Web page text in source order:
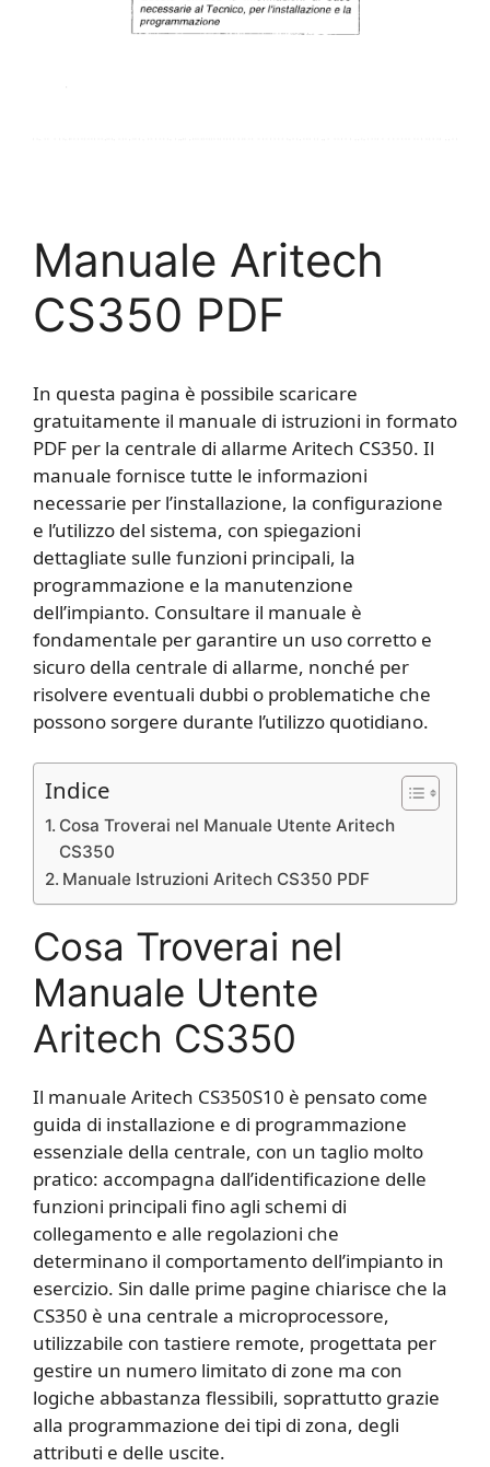
Manuale Aritech
CS350 PDF
In questa pagina è possibile scaricare
gratuitamente il manuale di istruzioni in formato
PDF per la centrale di allarme Aritech CS350. Il
manuale fornisce tutte le informazioni
necessarie per l’installazione, la configurazione
e l’utilizzo del sistema, con spiegazioni
dettagliate sulle funzioni principali, la
programmazione e la manutenzione
dell’impianto. Consultare il manuale è
fondamentale per garantire un uso corretto e
sicuro della centrale di allarme, nonché per
risolvere eventuali dubbi o problematiche che
possono sorgere durante l’utilizzo quotidiano.
Indice
Cosa Troverai nel Manuale Utente Aritech
CS350
Manuale Istruzioni Aritech CS350 PDF
Cosa Troverai nel
Manuale Utente
Aritech CS350
Il manuale Aritech CS350S10 è pensato come
guida di installazione e di programmazione
essenziale della centrale, con un taglio molto
pratico: accompagna dall’identificazione delle
funzioni principali fino agli schemi di
collegamento e alle regolazioni che
determinano il comportamento dell’impianto in
esercizio. Sin dalle prime pagine chiarisce che la
CS350 è una centrale a microprocessore,
utilizzabile con tastiere remote, progettata per
gestire un numero limitato di zone ma con
logiche abbastanza flessibili, soprattutto grazie
alla programmazione dei tipi di zona, degli
attributi e delle uscite.